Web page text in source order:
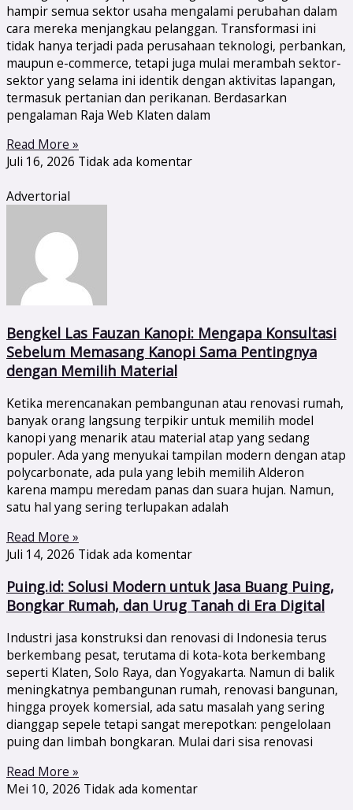
hampir semua sektor usaha mengalami perubahan dalam
cara mereka menjangkau pelanggan. Transformasi ini
tidak hanya terjadi pada perusahaan teknologi, perbankan,
maupun e-commerce, tetapi juga mulai merambah sektor-
sektor yang selama ini identik dengan aktivitas lapangan,
termasuk pertanian dan perikanan. Berdasarkan
pengalaman Raja Web Klaten dalam
Read More »
Juli 16, 2026 Tidak ada komentar
Advertorial
Bengkel Las Fauzan Kanopi: Mengapa Konsultasi
Sebelum Memasang Kanopi Sama Pentingnya
dengan Memilih Material
Ketika merencanakan pembangunan atau renovasi rumah,
banyak orang langsung terpikir untuk memilih model
kanopi yang menarik atau material atap yang sedang
populer. Ada yang menyukai tampilan modern dengan atap
polycarbonate, ada pula yang lebih memilih Alderon
karena mampu meredam panas dan suara hujan. Namun,
satu hal yang sering terlupakan adalah
Read More »
Juli 14, 2026 Tidak ada komentar
Puing.id: Solusi Modern untuk Jasa Buang Puing,
Bongkar Rumah, dan Urug Tanah di Era Digital
Industri jasa konstruksi dan renovasi di Indonesia terus
berkembang pesat, terutama di kota-kota berkembang
seperti Klaten, Solo Raya, dan Yogyakarta. Namun di balik
meningkatnya pembangunan rumah, renovasi bangunan,
hingga proyek komersial, ada satu masalah yang sering
dianggap sepele tetapi sangat merepotkan: pengelolaan
puing dan limbah bongkaran. Mulai dari sisa renovasi
Read More »
Mei 10, 2026 Tidak ada komentar